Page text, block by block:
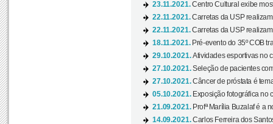
23.11.2021.Centro Cultural exibe
22.11.2021.Carretas da USP
22.11.2021.Carretas da USP
18.11.2021. Pré-evento do 35º COB
29.10.2021.Atividades esportivas no
27.10.2021.Seleção de pacientes
27.10.2021.Câncer de próstata é
05.10.2021. Exposição fotográfica no
21.09.2021. Profª Marília Buzalaf é a
14.09.2021.Carlos Ferreira dos